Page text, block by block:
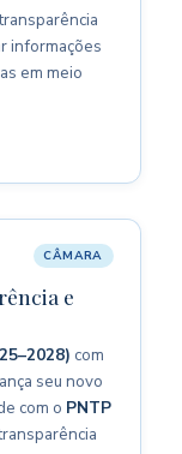
informações
em meio
CÂMARA
e
com
seu novo
com o PNTP